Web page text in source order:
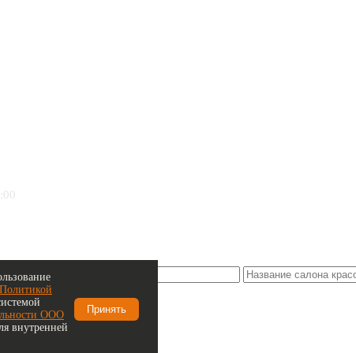
Политикой
ООО
внутренней
Принять
согласноч.4 ст.9 152-ФЗ